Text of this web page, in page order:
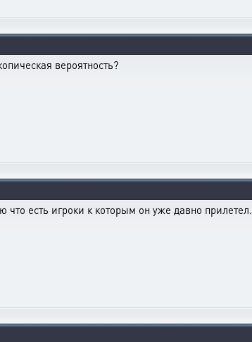
вероятность?
что есть игроки к которым он уже давно прилетел.